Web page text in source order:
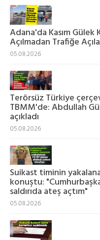
Adana'da Kasım Gülek
Açılmadan Trafiğe
05.08.2026
Terörsüz Türkiye
TBMM'de: Abdullah
açıkladı
05.08.2026
Suikast timinin
konuştu:
saldırıda ateş açtım"
05.08.2026